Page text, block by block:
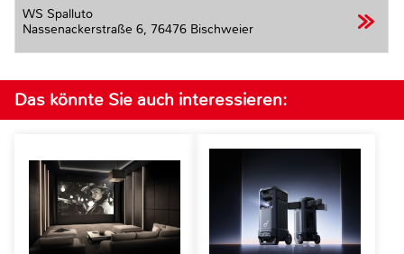
WS Spalluto
Nassenackerstraße 6, 76476 Bischweier
Das könnte Sie auch interessieren: